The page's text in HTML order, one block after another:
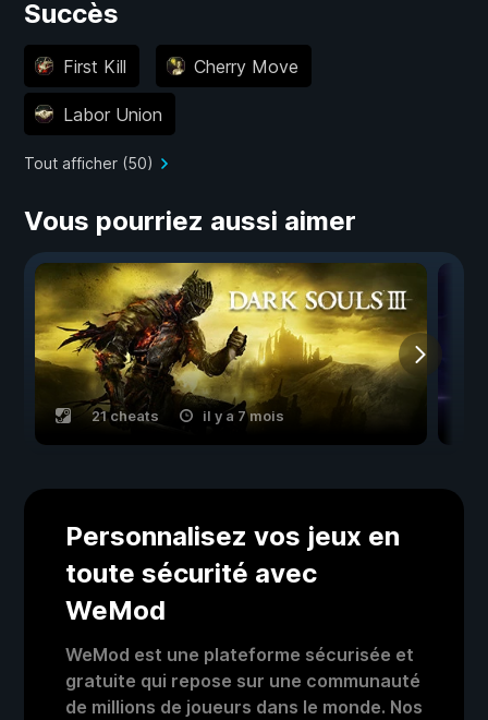
Succès
First Kill Cherry Move
Labor Union
Tout afficher (50)
Vous pourriez aussi aimer
21 cheats il y a 7 mois
Personnalisez vos jeux en
toute sécurité avec
WeMod
WeMod est une plateforme sécurisée et
gratuite qui repose sur une communauté
de millions de joueurs dans le monde. Nos